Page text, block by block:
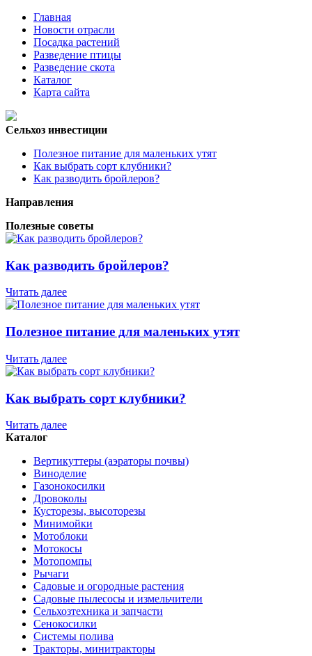
Главная
Новости отрасли
Посадка растений
Разведение птицы
Разведение скота
Каталог
Карта сайта
Сельхоз инвестиции
Полезное питание для маленьких утят
Как выбрать сорт клубники?
Как разводить бройлеров?
Направления
Полезные советы
Как разводить бройлеров?
Читать далее
Полезное питание для маленьких утят
Читать далее
Как выбрать сорт клубники?
Читать далее
Каталог
Вертикуттеры (аэраторы почвы)
Виноделие
Газонокосилки
Дровоколы
Кусторезы, высоторезы
Минимойки
Мотоблоки
Мотокосы
Мотопомпы
Рычаги
Садовые и огородные растения
Садовые пылесосы и измельчители
Сельхозтехника и запчасти
Сенокосилки
Системы полива
Тракторы, минитракторы